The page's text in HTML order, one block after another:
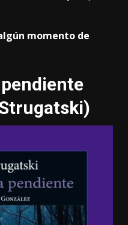
momento de